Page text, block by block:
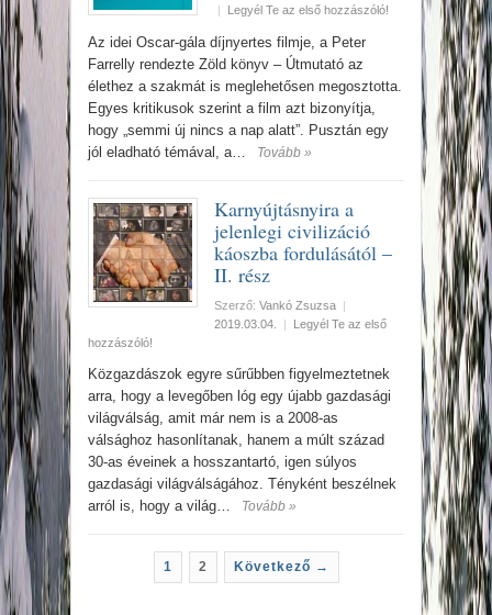
|
Legyél Te az első hozzászóló!
Az idei Oscar-gála díjnyertes filmje, a Peter
Farrelly rendezte Zöld könyv – Útmutató az
élethez a szakmát is meglehetősen megosztotta.
Egyes kritikusok szerint a film azt bizonyítja,
hogy „semmi új nincs a nap alatt”. Pusztán egy
jól eladható témával, a…
Tovább »
Karnyújtásnyira a
jelenlegi civilizáció
káoszba fordulásától –
II. rész
Szerző: Vankó Zsuzsa |
2019.03.04.
|
Legyél Te az első
hozzászóló!
Közgazdászok egyre sűrűbben figyelmeztetnek
arra, hogy a levegőben lóg egy újabb gazdasági
világválság, amit már nem is a 2008-as
válsághoz hasonlítanak, hanem a múlt század
30-as éveinek a hosszantartó, igen súlyos
gazdasági világválságához. Tényként beszélnek
arról is, hogy a világ…
Tovább »
1 2 Következő →